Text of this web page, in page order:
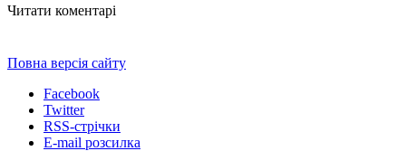
Читати коментарі
Повна версія сайту
Facebook
Twitter
RSS-стрічки
E-mail розсилка